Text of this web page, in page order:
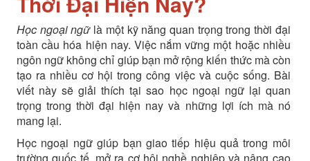
Học ngoại ngữlà một kỹ năng quan trọng trong thời đại
toàn cầu hóa hiện nay. Việc nắm vững một hoặc nhiều
ngôn ngữ không chỉ giúp bạn mở rộng kiến thức mà còn
tạo ra nhiều cơ hội trong công việc và cuộc sống. Bài
viết này sẽ giải thích tại sao học ngoại ngữ lại quan
trọng trong thời đại hiện nay và những lợi ích mà nó
mang lại.
Học ngoại ngữ giúp bạn giao tiếp hiệu quả trong môi